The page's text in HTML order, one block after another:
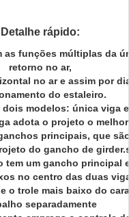
Detalhe rápido:
funções múltiplas da
retorno no ar,
no ar e assim por
do estaleiro.
modelos: única viga
adota o projeto o
principais, que
do gancho de
um gancho principal
no centro das duas
trole mais baixo do
separadamente